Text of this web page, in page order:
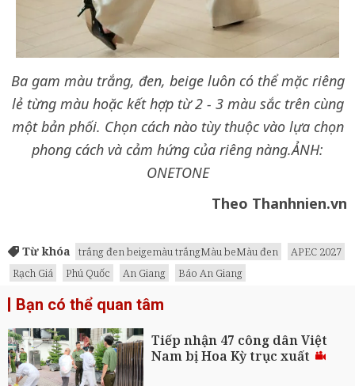
Ba gam màu trắng, đen, beige luôn có thể mặc riêng
lẻ từng màu hoặc kết hợp từ 2 - 3 màu sắc trên cùng
một bản phối. Chọn cách nào tùy thuộc vào lựa chọn
phong cách và cảm hứng của riêng nàng.ẢNH:
ONETONE
Theo Thanhnien.vn
Từ khóa trắng đen beigemàu trắngMàu beMàu đen
APEC 2027
Rạch Giá
Phú Quốc An Giang Báo An Giang
Bạn có thể quan tâm
Tiếp nhận 47 công dân Việt
Nam bị Hoa Kỳ trục xuất